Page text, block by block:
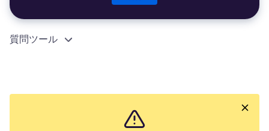
質問ツール